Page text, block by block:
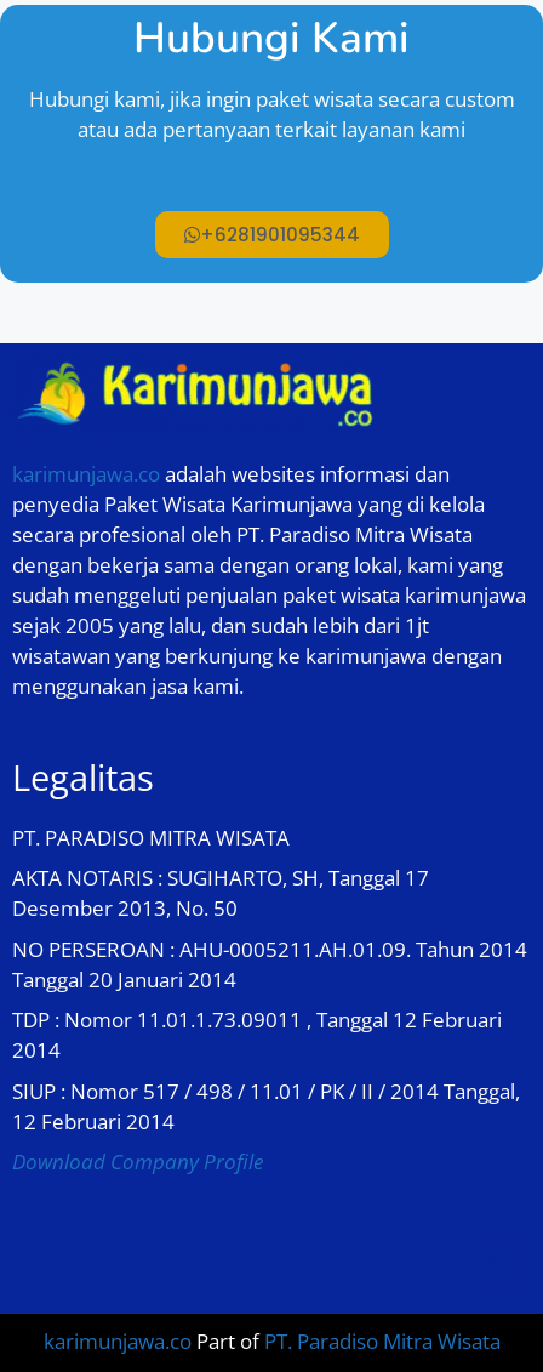
Hubungi Kami
Hubungi kami, jika ingin paket wisata secara custom
atau ada pertanyaan terkait layanan kami
+6281901095344
karimunjawa.co adalah websites informasi dan
penyedia Paket Wisata Karimunjawa yang di kelola
secara profesional oleh PT. Paradiso Mitra Wisata
dengan bekerja sama dengan orang lokal, kami yang
sudah menggeluti penjualan paket wisata karimunjawa
sejak 2005 yang lalu, dan sudah lebih dari 1jt
wisatawan yang berkunjung ke karimunjawa dengan
menggunakan jasa kami.
Legalitas
PT. PARADISO MITRA WISATA
AKTA NOTARIS : SUGIHARTO, SH, Tanggal 17
Desember 2013, No. 50
NO PERSEROAN : AHU-0005211.AH.01.09. Tahun 2014
Tanggal 20 Januari 2014
TDP : Nomor 11.01.1.73.09011 , Tanggal 12 Februari
2014
SIUP : Nomor 517 / 498 / 11.01 / PK / II / 2014 Tanggal,
12 Februari 2014
Download Company Profile
karimunjawa.coPart ofPT. Paradiso Mitra Wisata